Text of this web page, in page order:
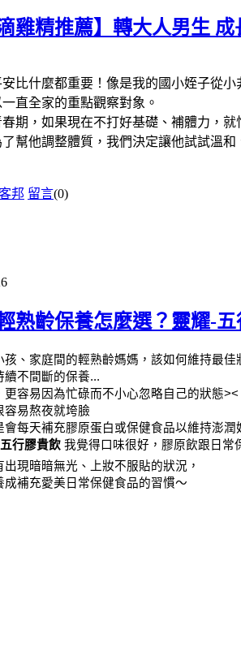
滴雞精推薦】轉大人男生
比什麼都重要！像是我的國小姪子從小
直全家的重點觀察對象。
期，如果現在不打好基礎、補體力，就
幫他調整體質，我們決定讓他試試溫和
邦 留言(0)
熟齡保養怎麼選？靈耀-
、家庭間的輕熟齡媽媽，該如何維持最佳
不間斷的保養...
更容易因為忙碌而不小心忽略自己的狀態><
容易熬夜就垮臉
每天補充膠原蛋白或保健食品以維持澎潤
行膠貴飲 我覺得口味很好，膠原飲跟日
現暗暗無光、上妝不服貼的狀況，
補充愛美日常保健食品的習慣～